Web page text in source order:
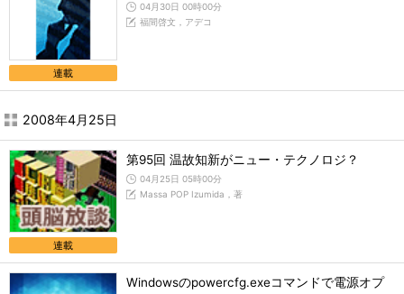
連載
04月30日 00時00分
福間啓文，アデコ
2008年4月25日
連載
第95回 温故知新がニュー・テクノロジ？
04月25日 05時00分
Massa POP Izumida，著
Windowsのpowercfg.exeコマンドで電源オプ